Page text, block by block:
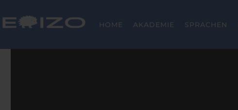
to
content
HOME AKADEMIE SPRACHEN